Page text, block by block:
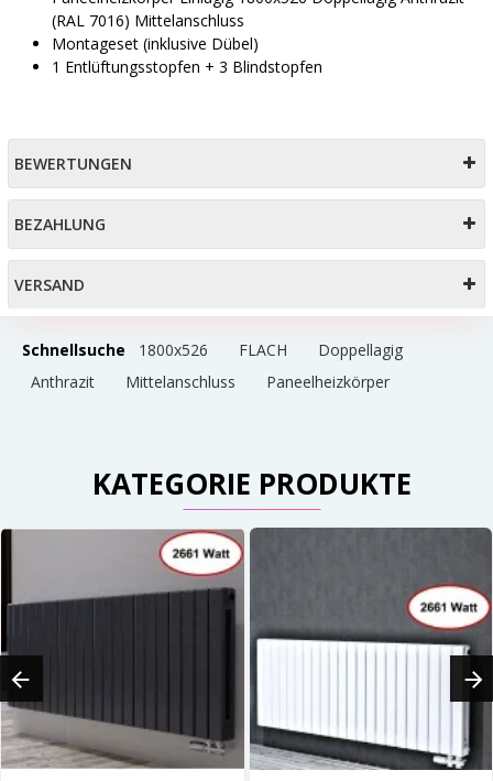
(RAL 7016) Mittelanschluss
Montageset (inklusive Dübel)
1 Entlüftungsstopfen + 3 Blindstopfen
BEWERTUNGEN
BEZAHLUNG
VERSAND
Schnellsuche 1800x526 FLACH
Doppellagig
Anthrazit
Mittelanschluss Paneelheizkörper
KATEGORIE PRODUKTE